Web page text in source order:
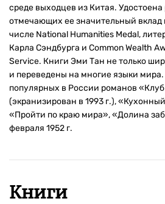
среде выходцев из Китая. Удостоена
отмечающих ее значительный вклад
числе National Humanities Medal,
Карла Сэндбурга и Common Wealth
Service. Книги Эми Тан не только
и переведены на многие языки
популярных в России романов
(экранизирован в 1993 г.),
«Пройти по краю мира», «Долина
февраля 1952 г.
Книги